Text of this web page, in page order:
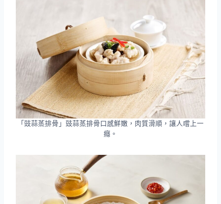
「豉蒜蒸排骨」豉蒜蒸排骨口感鮮嫩，肉質滑順，讓人嚐上一
癮。